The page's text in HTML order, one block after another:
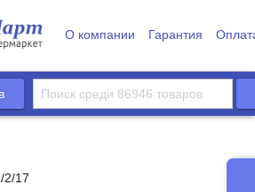
О компании Гарантия
2/17